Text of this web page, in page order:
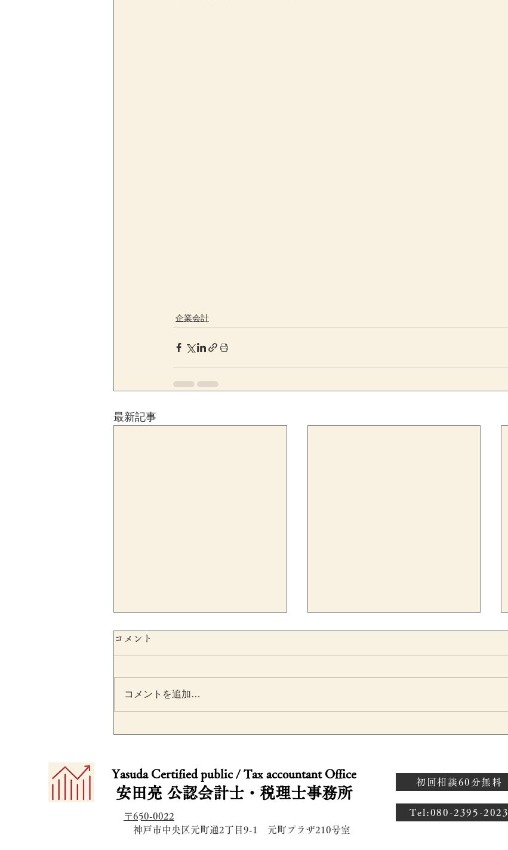
企業会計
最新記事
SESCが不正会計リスクをシ
業が押さえるべき開示・内部
統制のポイント
グループ通算制度への移行で
延税金資産への影響を公認会
計士が解説
コメント
コメントを追加…
​​Yasuda Certified public / Tax accountant Office
安田亮 公認会計士・税理士事務所
〒650-0022
​ 神戸市中央区元町通2丁目9-1 元町プラザ210号室
初回相談60分無料
​Tel:080-2395-2023